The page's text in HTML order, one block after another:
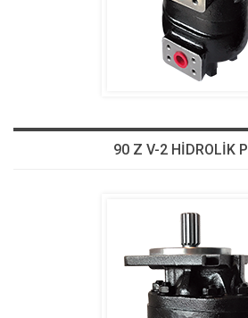
90 Z V-2 HİDROLİK